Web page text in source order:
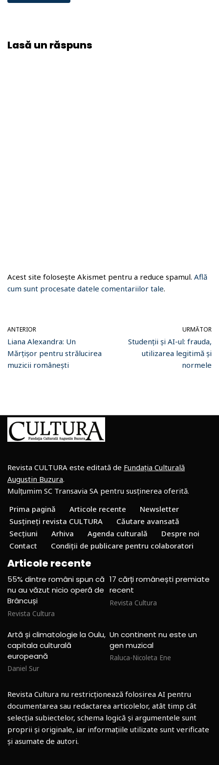
Lasă un răspuns
Acest site folosește Akismet pentru a reduce spamul. Află
cum sunt procesate datele comentariilor tale.
ANTERIOR
Liana Alexandra: Un
Mărțișor pentru strălucirea
muzicii românești
URMĂTOR
Studenții și AI-ul: frauda,
utilizarea legitimă și
normele
Revista CULTURA este editată de Fundația Culturală
Augustin Buzura.
Mulțumim SC Transavia SA pentru susținerea oferită.
Prima pagină
Articole recente
Newsletter
Susțineți revista CULTURA
Căutare avansată
Secțiuni
Arhiva Agenda culturală
Despre noi
Contact
Condiții de publicare pentru colaboratori
Articole recente
55% dintre români spun că
nu au văzut nicio operă de
Brâncuși
Revista Cultura
17 cărți românești premiate
recent
Revista Cultura
Artă și climatologie la Oulu,
capitala culturală
europeană
Daniel Sur
Un continent nu este un
gen muzical
Raluca-Nicoleta Ene
Revista Cultura nu restricționează folosirea AI pentru
documentarea sau redactarea articolelor, atât timp cât
selecția subiectelor, schema logică și argumentele sunt
proprii și originale, iar informațiile utilizate sunt verificate
și asumate de autori.